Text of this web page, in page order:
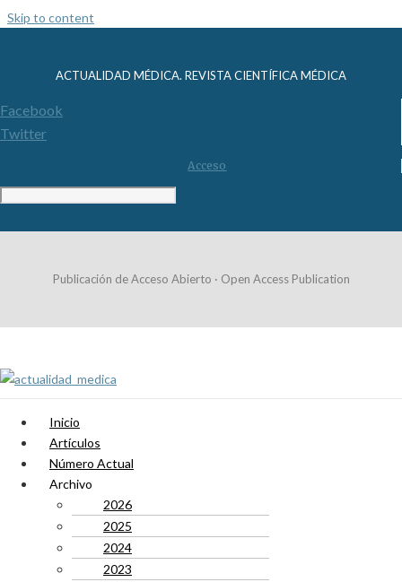
Skip to content
ACTUALIDAD MÉDICA. REVISTA CIENTÍFICA MÉDICA
Facebook
Twitter
Acceso
Publicación de Acceso Abierto · Open Access Publication
Inicio
Artículos
Número Actual
Archivo
2026
2025
2024
2023